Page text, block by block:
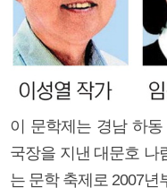
이 문학제는 경남 하
국장을 지낸 대문호 나
는 문학 축제로 2007년